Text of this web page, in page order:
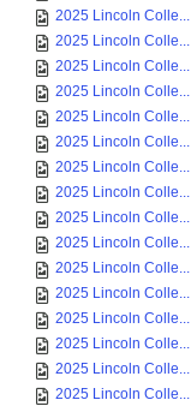
2025 Lincoln Colle...
2025 Lincoln Colle...
2025 Lincoln Colle...
2025 Lincoln Colle...
2025 Lincoln Colle...
2025 Lincoln Colle...
2025 Lincoln Colle...
2025 Lincoln Colle...
2025 Lincoln Colle...
2025 Lincoln Colle...
2025 Lincoln Colle...
2025 Lincoln Colle...
2025 Lincoln Colle...
2025 Lincoln Colle...
2025 Lincoln Colle...
2025 Lincoln Colle...